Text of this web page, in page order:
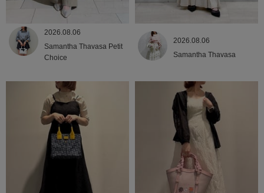
2026.08.06
Samantha Thavasa Petit
Choice
2026.08.06
Samantha Thavasa